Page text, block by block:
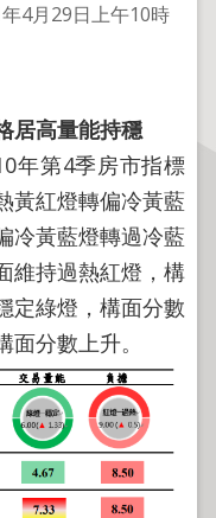
4月29日上午10時
居高量能持穩
第4季房市指標
黃紅燈轉偏冷黃藍
冷黃藍燈轉過冷藍
維持過熱紅燈，構
定綠燈，構面分數
分數上升。